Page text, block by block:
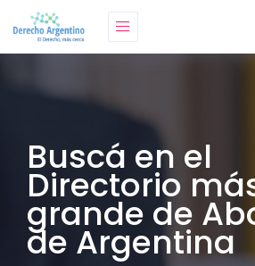
Buscá en el
Directorio
grande de
de Argentina